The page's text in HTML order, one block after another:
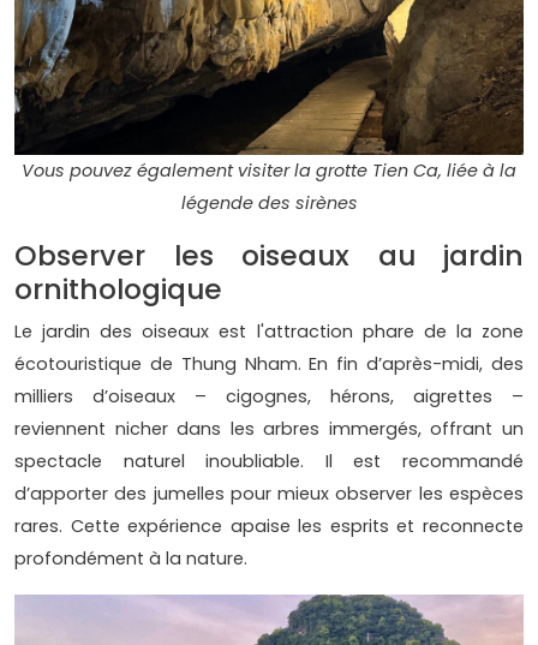
Vous pouvez également visiter la grotte Tien Ca, liée à la
légende des sirènes
Observer les oiseaux au jardin
ornithologique
Le jardin des oiseaux est l'attraction phare de la zone
écotouristique de Thung Nham. En fin d’après-midi, des
milliers d’oiseaux – cigognes, hérons, aigrettes –
reviennent nicher dans les arbres immergés, offrant un
spectacle naturel inoubliable. Il est recommandé
d’apporter des jumelles pour mieux observer les espèces
rares. Cette expérience apaise les esprits et reconnecte
profondément à la nature.